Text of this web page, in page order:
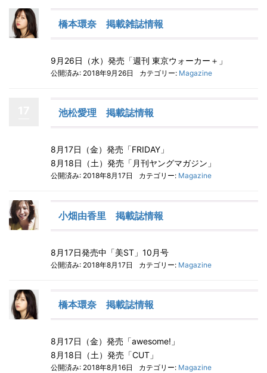
橋本環奈 掲載雑誌情報
9月26日（水）発売「週刊 東京ウォーカー＋」
公開済み: 2018年9月26日 カテゴリー: Magazine
池松愛理 掲載誌情報
8月17日（金）発売「FRIDAY」
8月18日（土）発売「月刊ヤングマガジン」
公開済み: 2018年8月17日 カテゴリー: Magazine
小畑由香里 掲載誌情報
8月17日発売中「美ST」10月号
公開済み: 2018年8月17日 カテゴリー: Magazine
橋本環奈 掲載誌情報
8月17日（金）発売「awesome!」
8月18日（土）発売「CUT」
公開済み: 2018年8月16日 カテゴリー: Magazine